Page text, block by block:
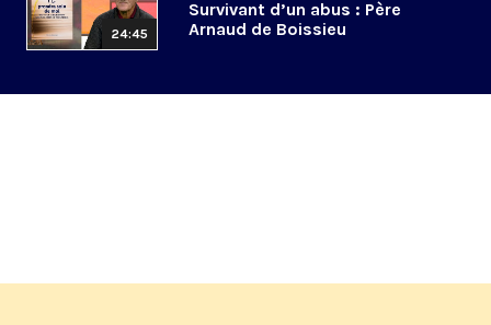
24:45
Survivant d’un abus : Père
Arnaud de Boissieu